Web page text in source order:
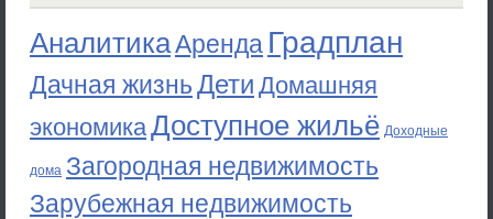
АналитикаАренда Градплан
Дачная жизньДети Домашняя
экономикаДоступное жильё Доходные
дома Загородная недвижимость
Зарубежная недвижимость